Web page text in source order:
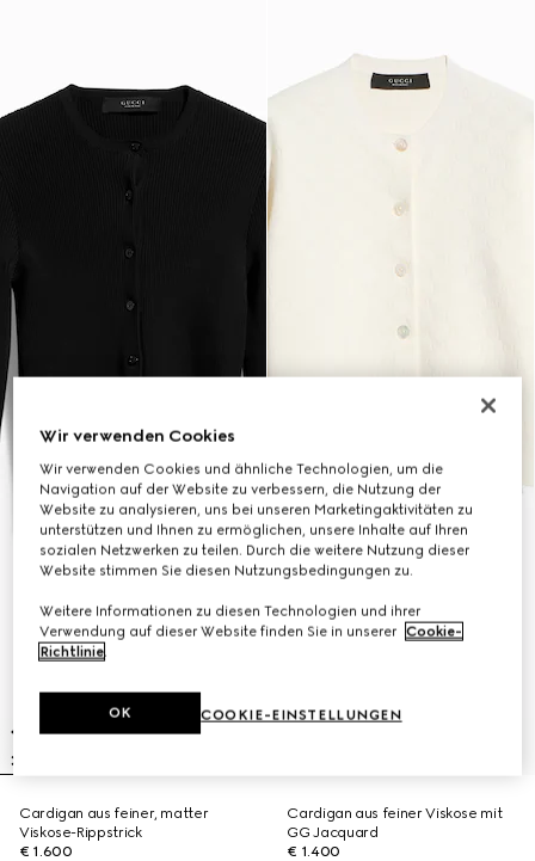
Cardigan aus feiner, matter
Viskose-Rippstrick
€ 1.600
Cardigan aus feiner Viskose mit
GG Jacquard
€ 1.400
Wir verwenden Cookies
Wir verwenden Cookies und ähnliche Technologien, um die
Navigation auf der Website zu verbessern, die Nutzung der
Website zu analysieren, uns bei unseren Marketingaktivitäten zu
unterstützen und Ihnen zu ermöglichen, unsere Inhalte auf Ihren
sozialen Netzwerken zu teilen. Durch die weitere Nutzung dieser
Website stimmen Sie diesen Nutzungsbedingungen zu.
Weitere Informationen zu diesen Technologien und ihrer
Verwendung auf dieser Website finden Sie in unserer Cookie-
Richtlinie.
COOKIE-EINSTELLUNGEN
OK